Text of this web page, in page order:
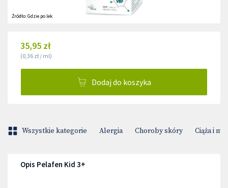
Źródło:Gdzie po lek
35,95 zł
(0,36 zł / ml)
Dodaj do koszyka
Wszystkie kategorie Alergia Choroby skóry Ciąża i
Opis Pelafen Kid 3+